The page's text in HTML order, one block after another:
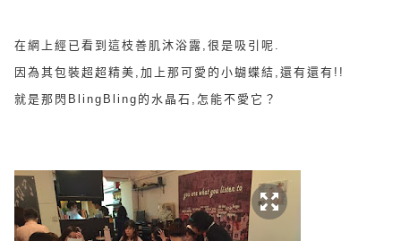
在網上經已看到這枝善肌沐浴露,很是吸引呢.
因為其包裝超超精美,加上那可愛的小蝴蝶結,還有還有!!
就是那閃BlingBling的水晶石,怎能不愛它？